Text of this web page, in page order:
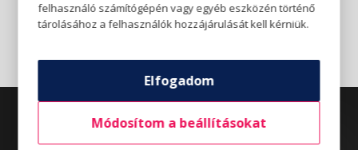
felhasználó számítógépén vagy egyéb eszközén történő
tárolásához a felhasználók hozzájárulását kell kérniük.
Elfogadom
Módosítom a beállításokat